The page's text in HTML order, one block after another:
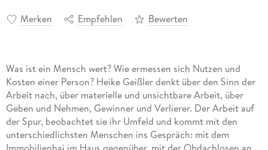
Merken Empfehlen Bewerten
Was ist ein Mensch wert? Wie ermessen sich Nutzen und
Kosten einer Person? Heike Geißler denkt über den Sinn der
Arbeit nach, über materielle und unsichtbare Arbeit, über
Geben und Nehmen, Gewinner und Verlierer. Der Arbeit auf
der Spur, beobachtet sie ihr Umfeld und kommt mit den
unterschiedlichsten Menschen ins Gespräch: mit dem